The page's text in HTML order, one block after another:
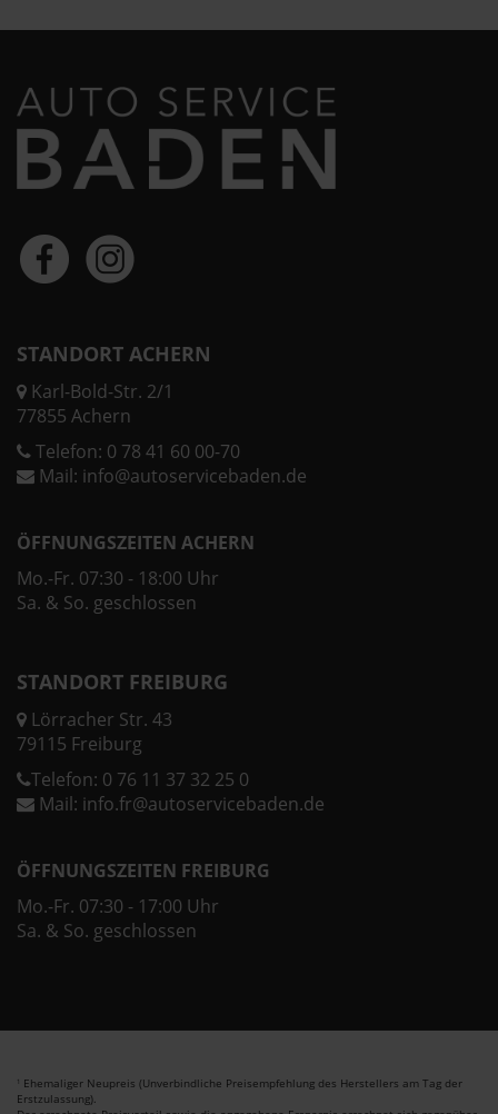
STANDORT ACHERN
Karl-Bold-Str. 2/1
77855 Achern
Telefon: 0 78 41 60 00-70
Mail: info@autoservicebaden.de
ÖFFNUNGSZEITEN ACHERN
Mo.-Fr. 07:30 - 18:00 Uhr
Sa. & So. geschlossen
STANDORT FREIBURG
Lörracher Str. 43
79115 Freiburg
Telefon: 0 76 11 37 32 25 0
Mail: info.fr@autoservicebaden.de
ÖFFNUNGSZEITEN FREIBURG
Mo.-Fr. 07:30 - 17:00 Uhr
Sa. & So. geschlossen
1 Ehemaliger Neupreis (Unverbindliche Preisempfehlung des Herstellers am Tag der
Erstzulassung).